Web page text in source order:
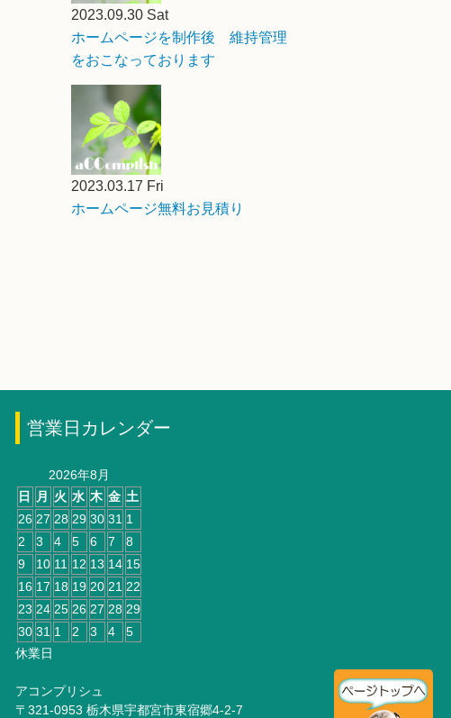
2023.09.30 Sat
ホームページを制作後 維持管理
をおこなっております
2023.03.17 Fri
ホームページ無料お見積り
営業日カレンダー
2026年8月
日
月 火 水 木 金 土
26 27 28 29 30 31 1
2
3 4 5 6 7
8
9
10 11 12 13 14 15
16 17 18 19 20 21 22
23 24 25 26 27 28 29
30 31 1 2 3 4
5
休業日
アコンプリシュ
〒321-0953 栃木県宇都宮市東宿郷4-2-7